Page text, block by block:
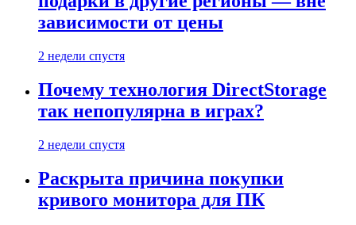
зависимости от цены
2 недели спустя
Почему технология DirectStorage
так непопулярна в играх?
2 недели спустя
Раскрыта причина покупки
кривого монитора для ПК